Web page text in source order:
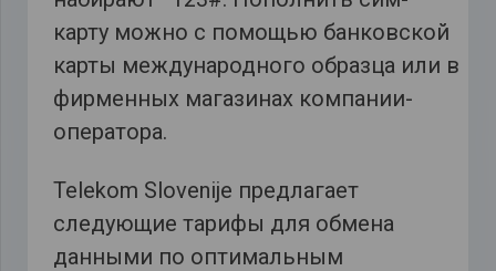
карту можно с помощью банковской
карты международного образца или в
фирменных магазинах компании-
оператора.
Telekom Slovenije предлагает
следующие тарифы для обмена
данными по оптимальным